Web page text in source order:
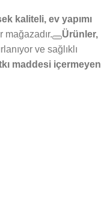
kaliteli, ev yapımı
mağazadır.
Ürünler,
ve sağlıklı
maddesi içermeyen